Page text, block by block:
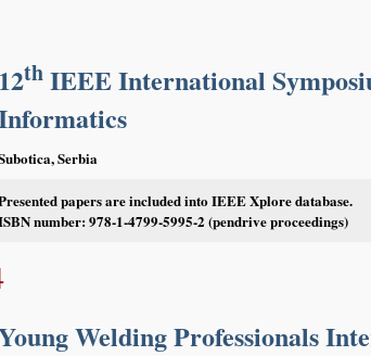
12th IEEE International
Serbia
papers are included into IEEE Xplore database.
number: 978-1-4799-5995-2 (pendrive proceedings)
Welding Professionals